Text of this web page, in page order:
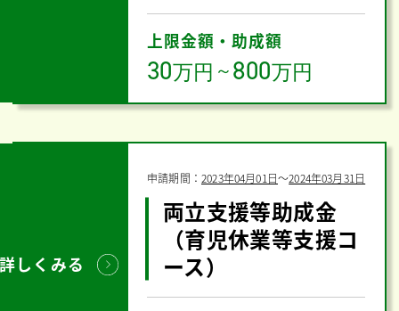
上限金額・助成額
30万円 ～800万円
詳しくみる
申請期間：2023年04月01日〜2024年03月31日
両立支援等助成金
（育児休業等支援コ
ース）